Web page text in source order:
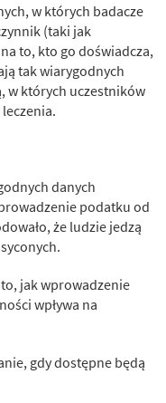
w których badacze
(taki jak
to, kto go doświadcza,
tak wiarygodnych
w których uczestników
danych
podatku od
że ludzie jedzą
jak wprowadzenie
wpływa na
gdy dostępne będą